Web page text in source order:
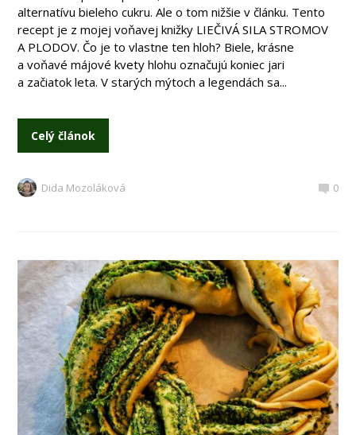
alternatívu bieleho cukru. Ale o tom nižšie v článku. Tento
recept je z mojej voňavej knižky LIEČIVÁ SILA STROMOV
A PLODOV. Čo je to vlastne ten hloh? Biele, krásne
a voňavé májové kvety hlohu označujú koniec jari
a začiatok leta. V starých mýtoch a legendách sa...
Celý článok
Dida Mozoláková 0